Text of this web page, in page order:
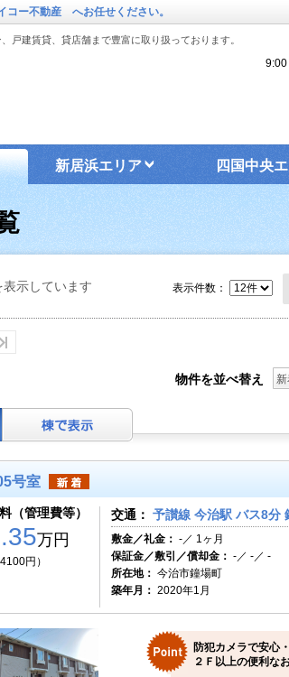
ー不動産 へお任せください。
戸建賃貸、貸店舗まで豊富に取り扱っております。
新居浜エリア 四国中央
示しています 表示件数：
物件を並べ替え
号室
（管理費等）
万円
4100円）
交通： 予讃線 今治駅 バス8分
敷金／礼金： -／ 1ヶ月
保証金／敷引／償却金： -／ -／ -
所在地： 今治市鐘場町
築年月： 2020年1月
防犯カメラで安心
２Ｆ以上の便利な